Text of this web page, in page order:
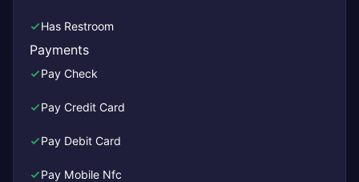
Has Restroom
Payments
Pay Check
Pay Credit Card
Pay Debit Card
Pay Mobile Nfc